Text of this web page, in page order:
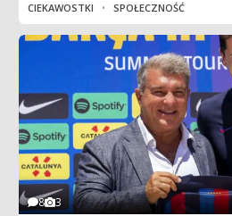
CIEKAWOSTKI • SPOŁECZNOŚĆ
8 3